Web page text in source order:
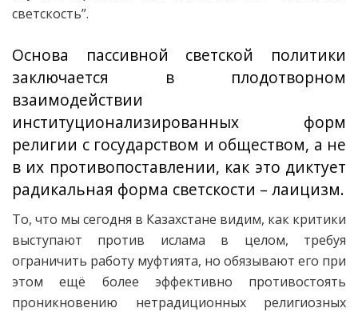
светскость”.
Основа пассивной светской политики
заключается в плодотворном
взаимодействии
институционализированных форм
религии с государством и обществом, а не
в их противопоставлении, как это диктует
радикальная форма светскости – лаицизм.
То, что мы сегодня в Казахстане видим, как критики
выступают против ислама в целом, требуя
ограничить работу муфтията, но обязывают его при
этом ещё более эффективно противостоять
проникновению нетрадиционных религиозных